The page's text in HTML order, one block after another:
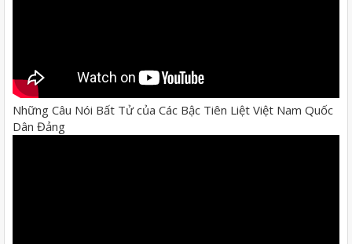
Những Câu Nói Bất Tử của Các Bậc Tiên Liệt Việt Nam Quốc
Dân Đảng